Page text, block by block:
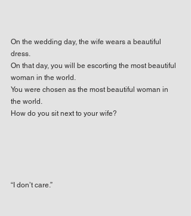
On the wedding day, the wife wears a beautiful
dress.
On that day, you will be escorting the most beautiful
woman in the world.
You were chosen as the most beautiful woman in
the world.
How do you sit next to your wife?
“I don’t care.”